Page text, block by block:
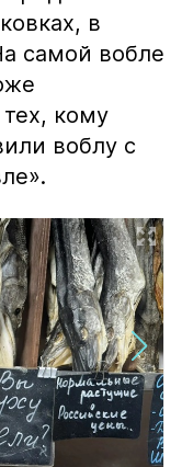
в
самой вобле
кому
воблу с